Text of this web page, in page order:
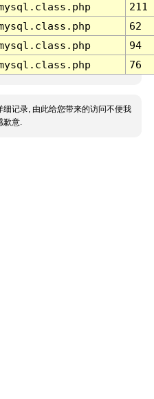
211
62
94
76
细记录, 由此给您带来的访问不便我
歉意.